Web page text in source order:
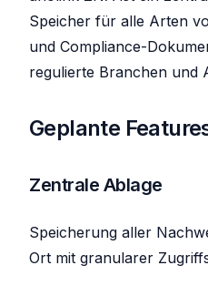
Speicher für alle Arten
und Compliance-
regulierte Branchen und
Geplante
Zentrale Ablage
Speicherung aller
Ort mit granularer